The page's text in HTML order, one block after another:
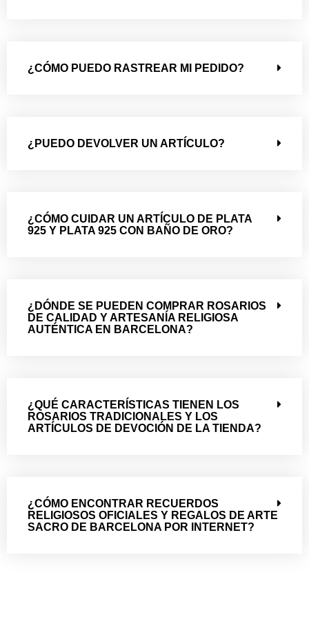
¿CÓMO PUEDO RASTREAR MI PEDIDO?
¿PUEDO DEVOLVER UN ARTÍCULO?
¿CÓMO CUIDAR UN ARTÍCULO DE PLATA
925 Y PLATA 925 CON BAÑO DE ORO?
¿DÓNDE SE PUEDEN COMPRAR ROSARIOS
DE CALIDAD Y ARTESANÍA RELIGIOSA
AUTÉNTICA EN BARCELONA?
¿QUÉ CARACTERÍSTICAS TIENEN LOS
ROSARIOS TRADICIONALES Y LOS
ARTÍCULOS DE DEVOCIÓN DE LA TIENDA?
¿CÓMO ENCONTRAR RECUERDOS
RELIGIOSOS OFICIALES Y REGALOS DE ARTE
SACRO DE BARCELONA POR INTERNET?